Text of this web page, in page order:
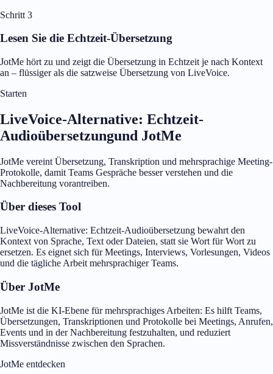
Schritt 3
Lesen Sie die Echtzeit-Übersetzung
JotMe hört zu und zeigt die Übersetzung in Echtzeit je nach Kontext
an – flüssiger als die satzweise Übersetzung von LiveVoice.
Starten
LiveVoice-Alternative: Echtzeit-
Audioübersetzungund JotMe
JotMe vereint Übersetzung, Transkription und mehrsprachige Meeting-
Protokolle, damit Teams Gespräche besser verstehen und die
Nachbereitung vorantreiben.
Über dieses Tool
LiveVoice-Alternative: Echtzeit-Audioübersetzung bewahrt den
Kontext von Sprache, Text oder Dateien, statt sie Wort für Wort zu
ersetzen. Es eignet sich für Meetings, Interviews, Vorlesungen, Videos
und die tägliche Arbeit mehrsprachiger Teams.
Über JotMe
JotMe ist die KI-Ebene für mehrsprachiges Arbeiten: Es hilft Teams,
Übersetzungen, Transkriptionen und Protokolle bei Meetings, Anrufen,
Events und in der Nachbereitung festzuhalten, und reduziert
Missverständnisse zwischen den Sprachen.
JotMe entdecken